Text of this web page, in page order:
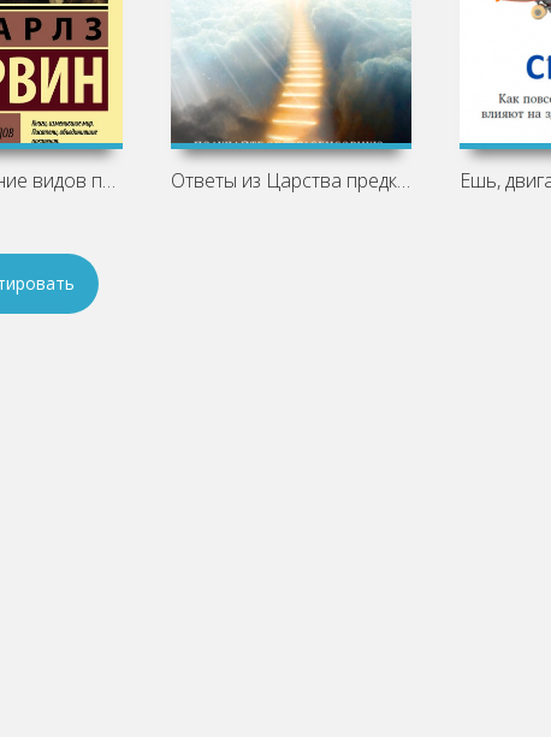
Происхождение видов путем естественного Ответы из Царства предков: получайте